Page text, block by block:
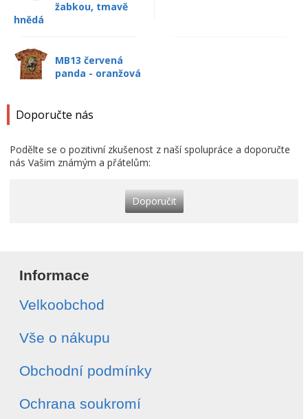
žabkou, tmavě
hnědá
MB13 červená
panda - oranžová
Doporučte nás
Podělte se o pozitivní zkušenost z naší spolupráce a doporučte
nás Vašim známým a přátelům:
Doporučit
Informace
Velkoobchod
Vše o nákupu
Obchodní podmínky
Ochrana soukromí